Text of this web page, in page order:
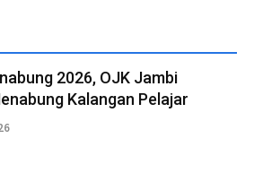
2026, OJK Jambi
Kalangan Pelajar